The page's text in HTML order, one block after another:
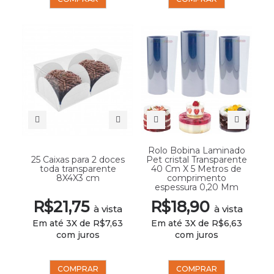
25 Caixas para 2 doces
toda transparente
8X4X3 cm
R$21,75 à vista
Em até 3X de R$7,63
com juros
COMPRAR
Rolo Bobina Laminado
Pet cristal Transparente
40 Cm X 5 Metros de
comprimento
espessura 0,20 Mm
R$18,90 à vista
Em até 3X de R$6,63
com juros
COMPRAR